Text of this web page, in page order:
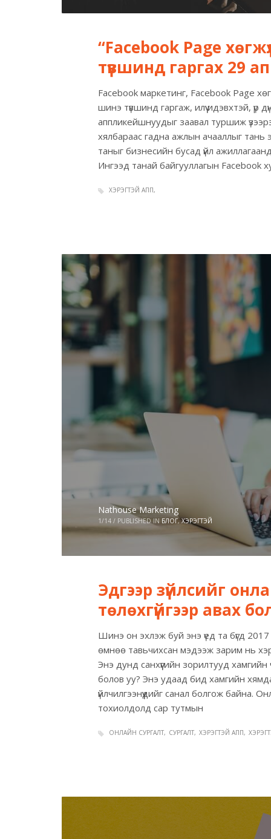
“Facebook Page
түвшинд гаргах 29
Facebook маркетинг, Facebook Page
шинэ түвшинд гаргаж, илүү идэвхтэй, үр
аппликейшнуудыг заавал туршиж
хялбараас гадна ажлын ачааллыг тань
таныг бизнесийн бусад үйл
Ингээд танай байгууллагын Facebook
ХЭРЭГТЭЙ АПП
Nathouse Marketing
1/14 / PUBLISHED IN БЛОГ,ХЭРЭГТЭЙ
Эдгээр зүйлсийг
төлөхгүйгээр авах
Шинэ он эхлэж буй энэ үед та бүгд
өмнөө тавьчихсан мэдээж зарим нь
Энэ дунд санхүүгийн зорилтууд
болов уу? Энэ удаад бид хамгийн
үйлчилгээнүүдийг санал болгож байна.
тохиолдолд сар тутмын
ОНЛАЙН СУРГАЛТ СУРГАЛТ ХЭРЭГТЭЙ АПП